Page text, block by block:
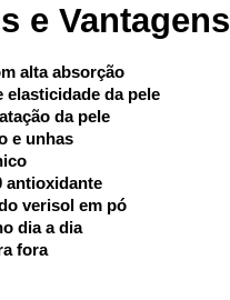
e Vantagens
alta absorção
elasticidade da pele
da pele
e unhas
antioxidante
verisol em pó
dia a dia
fora